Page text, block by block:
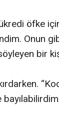
öfke
Onun
bir